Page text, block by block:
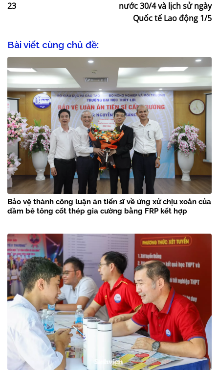
23
nước 30/4 và lịch sử ngày
Quốc tế Lao động 1/5
Bài viết cùng chủ đề:
Bảo vệ thành công luận án tiến sĩ về ứng xử chịu xoắn của
dầm bê tông cốt thép gia cường bằng FRP kết hợp